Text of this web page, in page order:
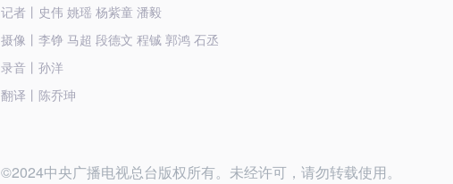
记者丨史伟 姚瑶 杨紫童 潘毅
摄像丨李铮 马超 段德文 程铖 郭鸿 石丞
录音丨孙洋
翻译丨陈乔珅
©2024中央广播电视总台版权所有。未经许可，请勿转载使用。